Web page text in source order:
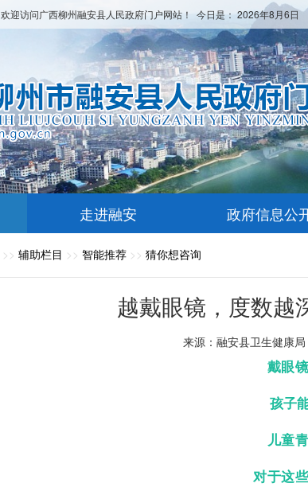
欢迎访问广西柳州融安县人民政府门户网站！ 今日是： 2026年8月6日
走进融安 政府信息公
>> 辅助栏目 >> 智能推荐 >> 猜你想咨询
越戴眼镜，度数越
来源：融安县卫生健康
戴眼
孩子
儿童
对于这